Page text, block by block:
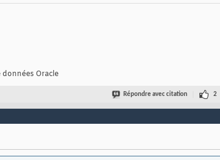
Oracle
Répondre avec citation 2